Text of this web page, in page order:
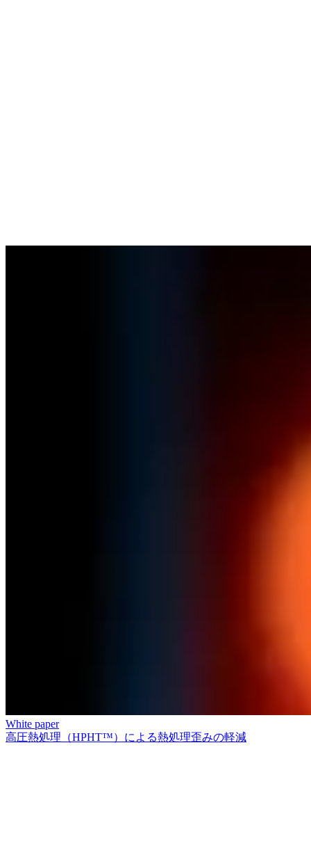
White paper
高圧熱処理（HPHT™）による熱処理歪みの軽減